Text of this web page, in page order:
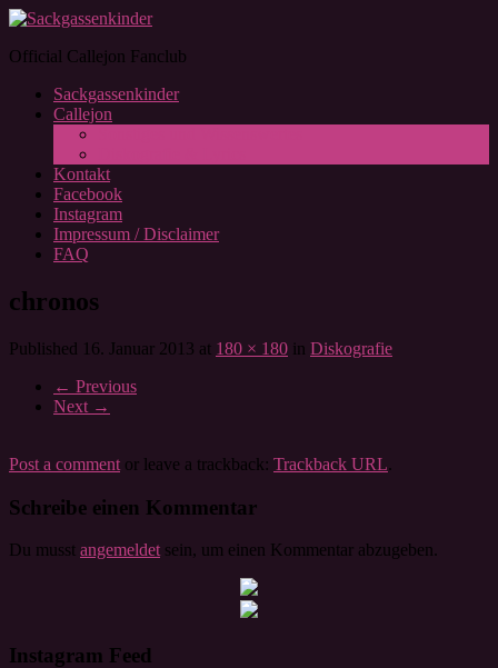
Official Callejon Fanclub
Sackgassenkinder
Callejon
Kontakt
Facebook
Instagram
Impressum / Disclaimer
FAQ
chronos
Published 16. Januar 2013 at 180 × 180 in Diskografie
← Previous
Next →
Post a comment or leave a trackback: Trackback URL.
Schreibe einen Kommentar
Du musst angemeldet sein, um einen Kommentar abzugeben.
Instagram Feed